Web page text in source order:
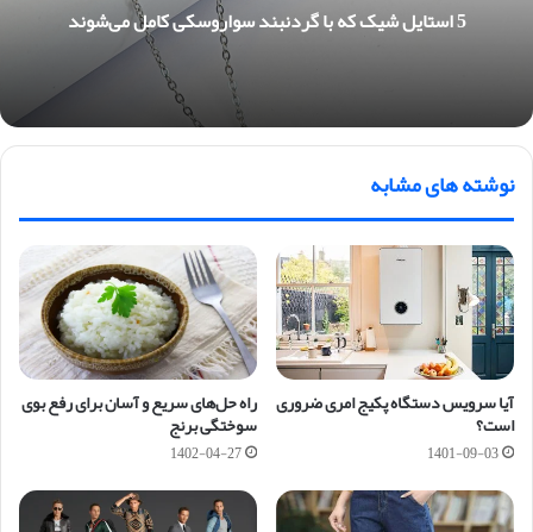
5 استایل شیک که با گردنبند سواروسکی کامل می‌شوند
نوشته های مشابه
آیا سرویس دستگاه پکیج امری ضروری
است؟
1401-09-03
راه حل‌های سریع و آسان برای رفع بوی
سوختگی برنج
1402-04-27